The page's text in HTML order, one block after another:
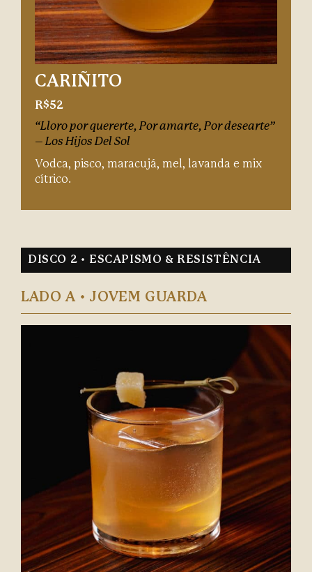
CARIÑITO
R$52
“Lloro por quererte, Por amarte, Por desearte”
– Los Hijos Del Sol
Vodca, pisco, maracujá, mel, lavanda e mix
cítrico.
DISCO 2 • ESCAPISMO & RESISTÊNCIA
LADO A • JOVEM GUARDA